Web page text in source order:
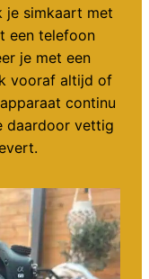
je simkaart met
een telefoon
je met een
vooraf altijd of
continu
daardoor vettig